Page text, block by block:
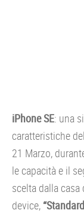
iPhone SE: una
caratteristiche
21 Marzo,
le capacità e il
scelta dalla
device,